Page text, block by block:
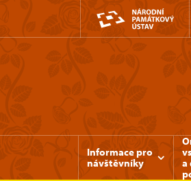
Informace pro
návštěvníky
a